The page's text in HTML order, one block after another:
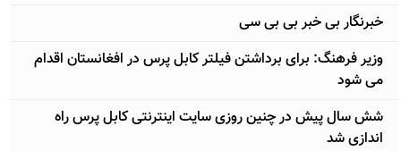
خبرنگار بی خبر بی بی سی
وزیر فرهنگ: برای برداشتن فیلتر کابل پرس در افغانستان اقدام
می شود
شش سال پیش در چنین روزی سایت اينترنتی کابل پرس راه
اندازی شد